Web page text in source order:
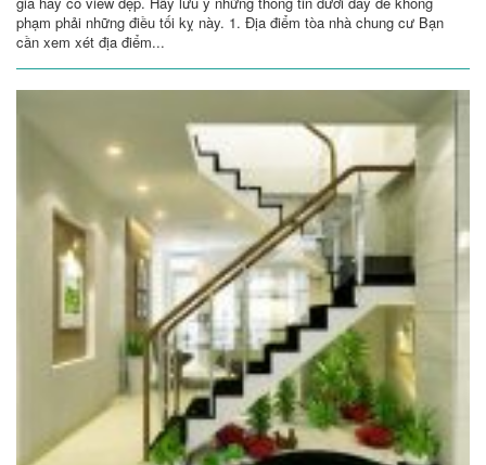
phạm phải những điều tối kỵ này. 1. Địa điểm tòa nhà chung cư Bạn
cần xem xét địa điểm...